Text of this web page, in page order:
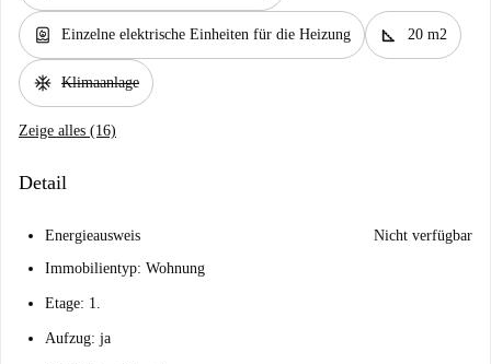
water_heater Einzelne elektrische Einheiten für die Heizung square_foot 20 m2
ac_unit Klimaanlage
Zeige alles (16)
Detail
Energieausweis
Nicht verfügbar
Immobilientyp: Wohnung
Etage: 1.
Aufzug: ja